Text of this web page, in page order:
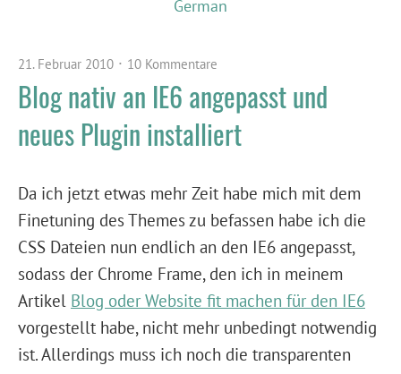
German
21. Februar 2010 10 Kommentare
Blog nativ an IE6 angepasst und
neues Plugin installiert
Da ich jetzt etwas mehr Zeit habe mich mit dem
Finetuning des Themes zu befassen habe ich die
CSS Dateien nun endlich an den IE6 angepasst,
sodass der Chrome Frame, den ich in meinem
Artikel Blog oder Website fit machen für den IE6
vorgestellt habe, nicht mehr unbedingt notwendig
ist. Allerdings muss ich noch die transparenten